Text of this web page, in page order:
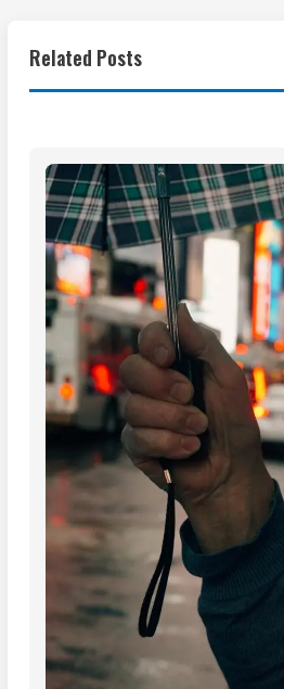
Related Posts